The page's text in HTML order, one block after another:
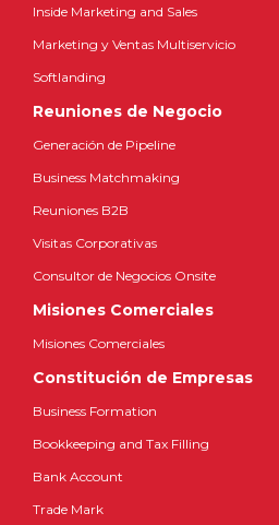
Inside Marketing and Sales
Marketing y Ventas Multiservicio
Softlanding
Reuniones de Negocio
Generación de Pipeline
Business Matchmaking
Reuniones B2B
Visitas Corporativas
Consultor de Negocios Onsite
Misiones Comerciales
Misiones Comerciales
Constitución de Empresas
Business Formation
Bookkeeping and Tax Filling
Bank Account
Trade Mark